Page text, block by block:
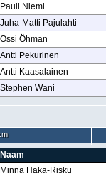
Pauli Niemi
Juha-Matti Pajulahti
Ossi Öhman
Antti Pekurinen
Antti Kaasalainen
Stephen Wani
Naam
Minna Haka-Risku